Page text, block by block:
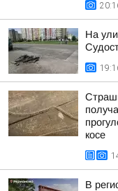
На
косе
В